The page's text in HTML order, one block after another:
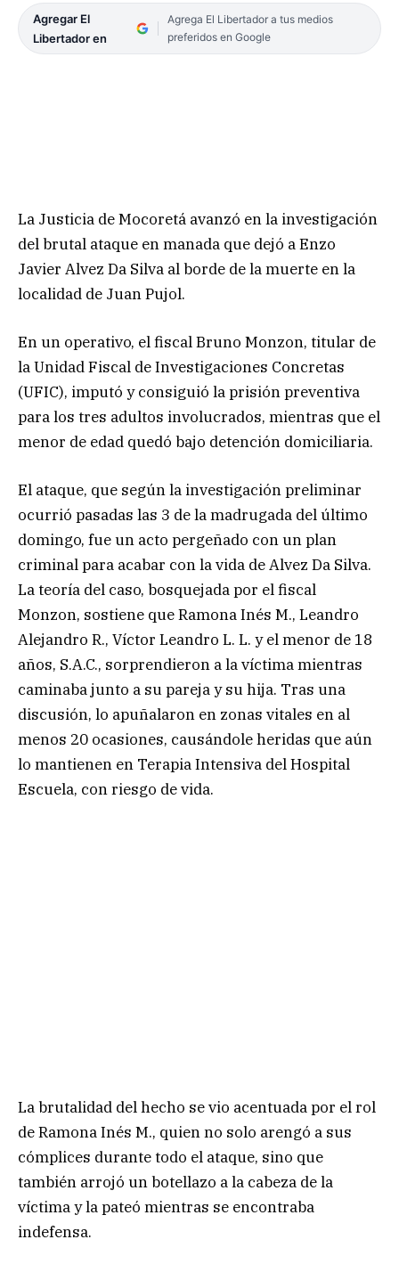
Agregar El
Libertador en
Agrega El Libertador a tus medios
preferidos en Google
La Justicia de Mocoretá avanzó en la investigación
del brutal ataque en manada que dejó a Enzo
Javier Alvez Da Silva al borde de la muerte en la
localidad de Juan Pujol.
En un operativo, el fiscal Bruno Monzon, titular de
la Unidad Fiscal de Investigaciones Concretas
(UFIC), imputó y consiguió la prisión preventiva
para los tres adultos involucrados, mientras que el
menor de edad quedó bajo detención domiciliaria.
El ataque, que según la investigación preliminar
ocurrió pasadas las 3 de la madrugada del último
domingo, fue un acto pergeñado con un plan
criminal para acabar con la vida de Alvez Da Silva.
La teoría del caso, bosquejada por el fiscal
Monzon, sostiene que Ramona Inés M., Leandro
Alejandro R., Víctor Leandro L. L. y el menor de 18
años, S.A.C., sorprendieron a la víctima mientras
caminaba junto a su pareja y su hija. Tras una
discusión, lo apuñalaron en zonas vitales en al
menos 20 ocasiones, causándole heridas que aún
lo mantienen en Terapia Intensiva del Hospital
Escuela, con riesgo de vida.
La brutalidad del hecho se vio acentuada por el rol
de Ramona Inés M., quien no solo arengó a sus
cómplices durante todo el ataque, sino que
también arrojó un botellazo a la cabeza de la
víctima y la pateó mientras se encontraba
indefensa.